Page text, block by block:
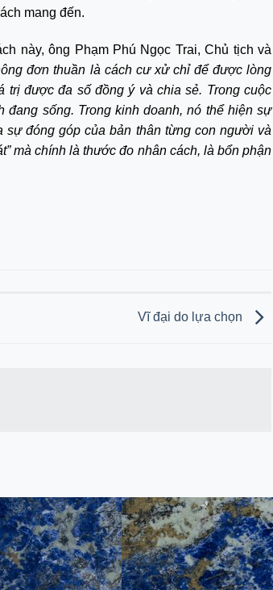
mang đến.
này, ông Phạm Phú Ngọc Trai, Chủ tịch và
đơn thuần là cách cư xử chỉ để được lòng
được đa số đồng ý và chia sẻ. Trong cuộc
sống. Trong kinh doanh, nó thể hiện sự
sự đóng góp của bản thân từng con người và
mà chính là thước đo nhân cách, là bổn phận
Vĩ đại do lựa chọn